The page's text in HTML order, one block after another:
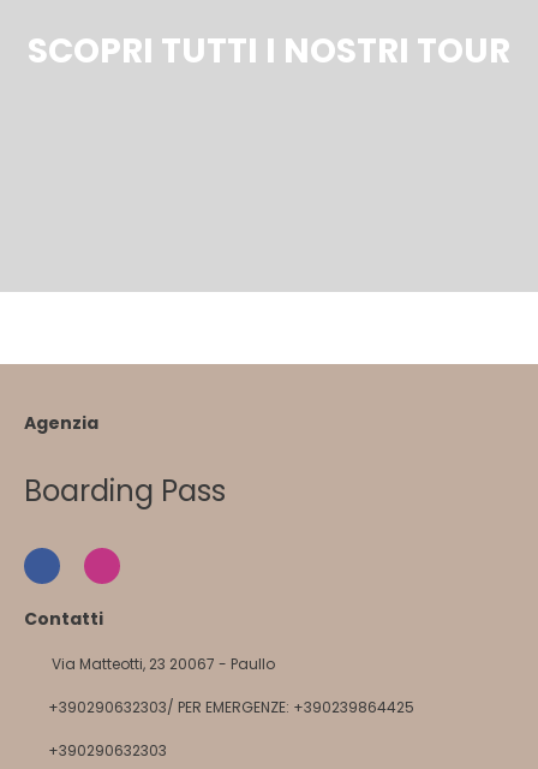
SCOPRI TUTTI I NOSTRI TOUR
Agenzia
Boarding Pass
Contatti
Via Matteotti, 23 20067 - Paullo
+390290632303/ PER EMERGENZE: +390239864425
+390290632303